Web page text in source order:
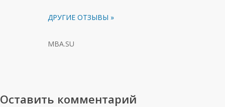
ДРУГИЕ ОТЗЫВЫ »
MBA.SU
Оставить комментарий